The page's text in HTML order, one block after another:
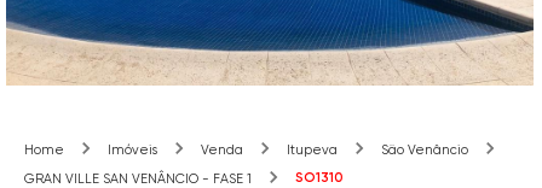
Home Imóveis Venda Itupeva
São Venâncio
GRAN VILLE SAN VENÂNCIO - FASE 1
SO1310